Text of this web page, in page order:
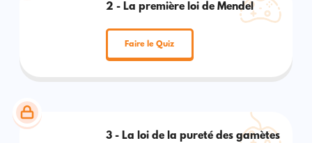
2 - La première loi de Mendel
Faire le Quiz
3 - La loi de la pureté des gamètes